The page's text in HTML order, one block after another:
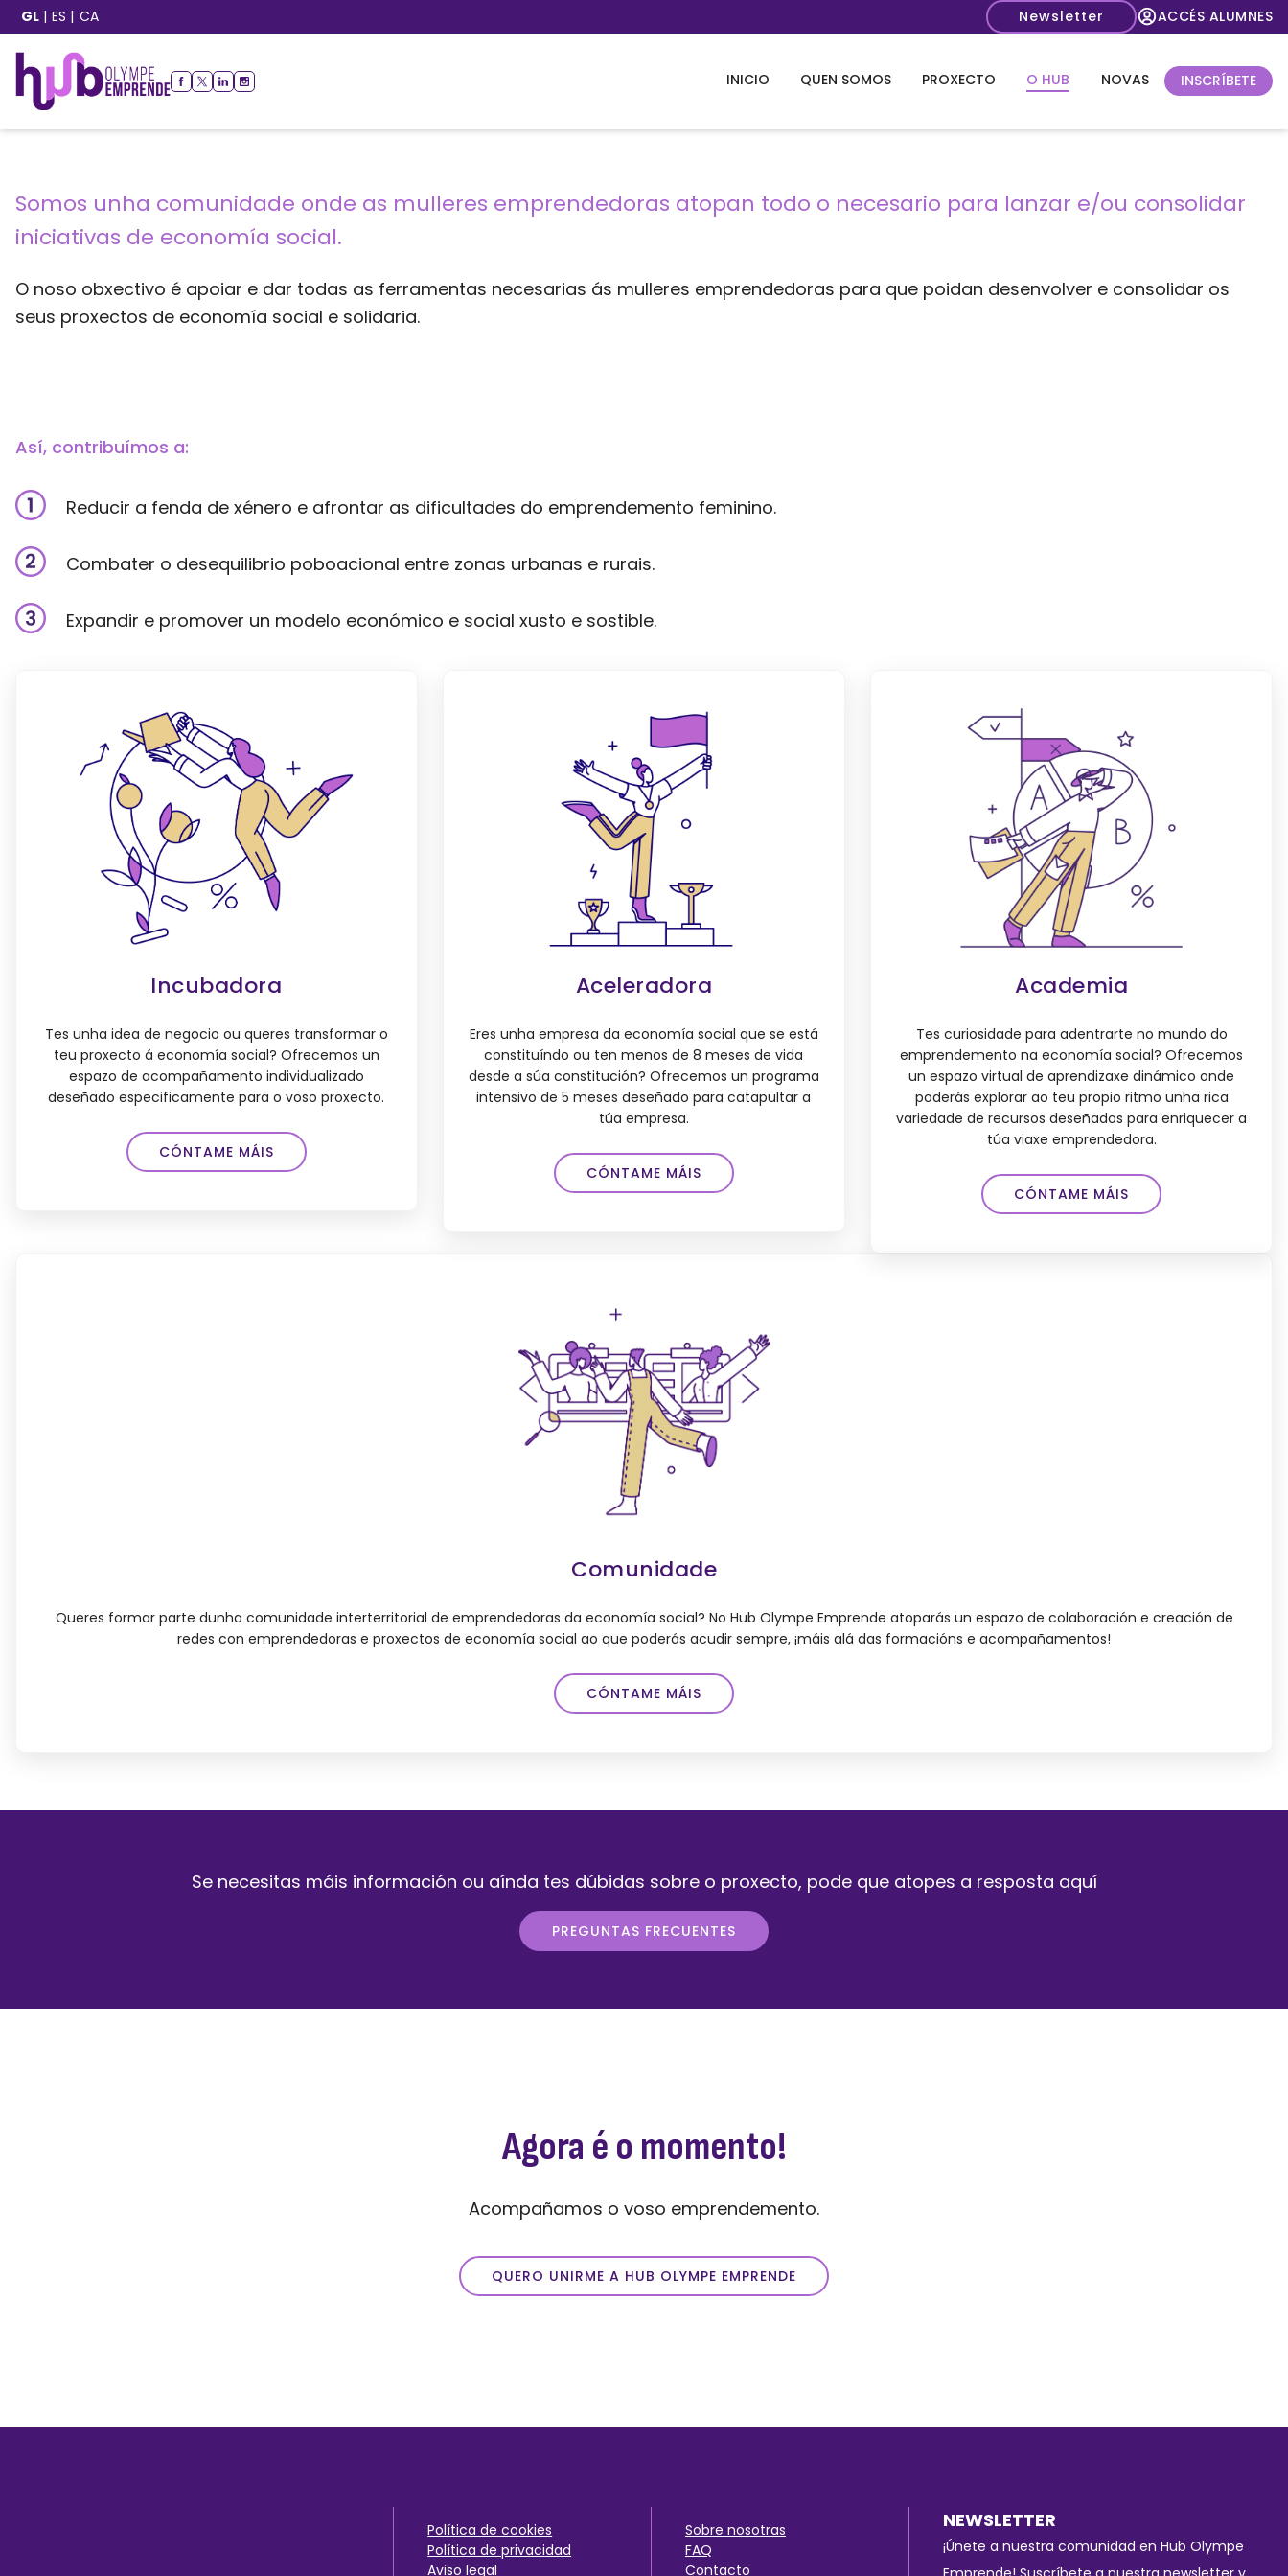
GL ES CA Newsletter ACCÉS ALUMNES
INICIO QUEN SOMOS PROXECTO O HUB NOVAS INSCRÍBETE
Somos unha comunidade onde as mulleres emprendedoras atopan todo o necesario para lanzar e/ou consolidar
iniciativas de economía social.
O noso obxectivo é apoiar e dar todas as ferramentas necesarias ás mulleres emprendedoras para que poidan desenvolver e consolidar os
seus proxectos de economía social e solidaria.
Así, contribuímos a:
Reducir a fenda de xénero e afrontar as dificultades do emprendemento feminino.
Combater o desequilibrio poboacional entre zonas urbanas e rurais.
Expandir e promover un modelo económico e social xusto e sostible.
Incubadora
Tes unha idea de negocio ou queres transformar o
teu proxecto á economía social? Ofrecemos un
espazo de acompañamento individualizado
deseñado especificamente para o voso proxecto.
CÓNTAME MÁIS
Aceleradora
Eres unha empresa da economía social que se está
constituíndo ou ten menos de 8 meses de vida
desde a súa constitución? Ofrecemos un programa
intensivo de 5 meses deseñado para catapultar a
túa empresa.
CÓNTAME MÁIS
Academia
Tes curiosidade para adentrarte no mundo do
emprendemento na economía social? Ofrecemos
un espazo virtual de aprendizaxe dinámico onde
poderás explorar ao teu propio ritmo unha rica
variedade de recursos deseñados para enriquecer a
túa viaxe emprendedora.
CÓNTAME MÁIS
Comunidade
Queres formar parte dunha comunidade interterritorial de emprendedoras da economía social? No Hub Olympe Emprende atoparás un espazo de colaboración e creación de
redes con emprendedoras e proxectos de economía social ao que poderás acudir sempre, ¡máis alá das formacións e acompañamentos!
CÓNTAME MÁIS
Se necesitas máis información ou aínda tes dúbidas sobre o proxecto, pode que atopes a resposta aquí
PREGUNTAS FRECUENTES
Agora é o momento!
Acompañamos o voso emprendemento.
QUERO UNIRME A HUB OLYMPE EMPRENDE
Política de cookies
Política de privacidad
Aviso legal
Sobre nosotras
FAQ
Contacto
NEWSLETTER
¡Únete a nuestra comunidad en Hub Olympe